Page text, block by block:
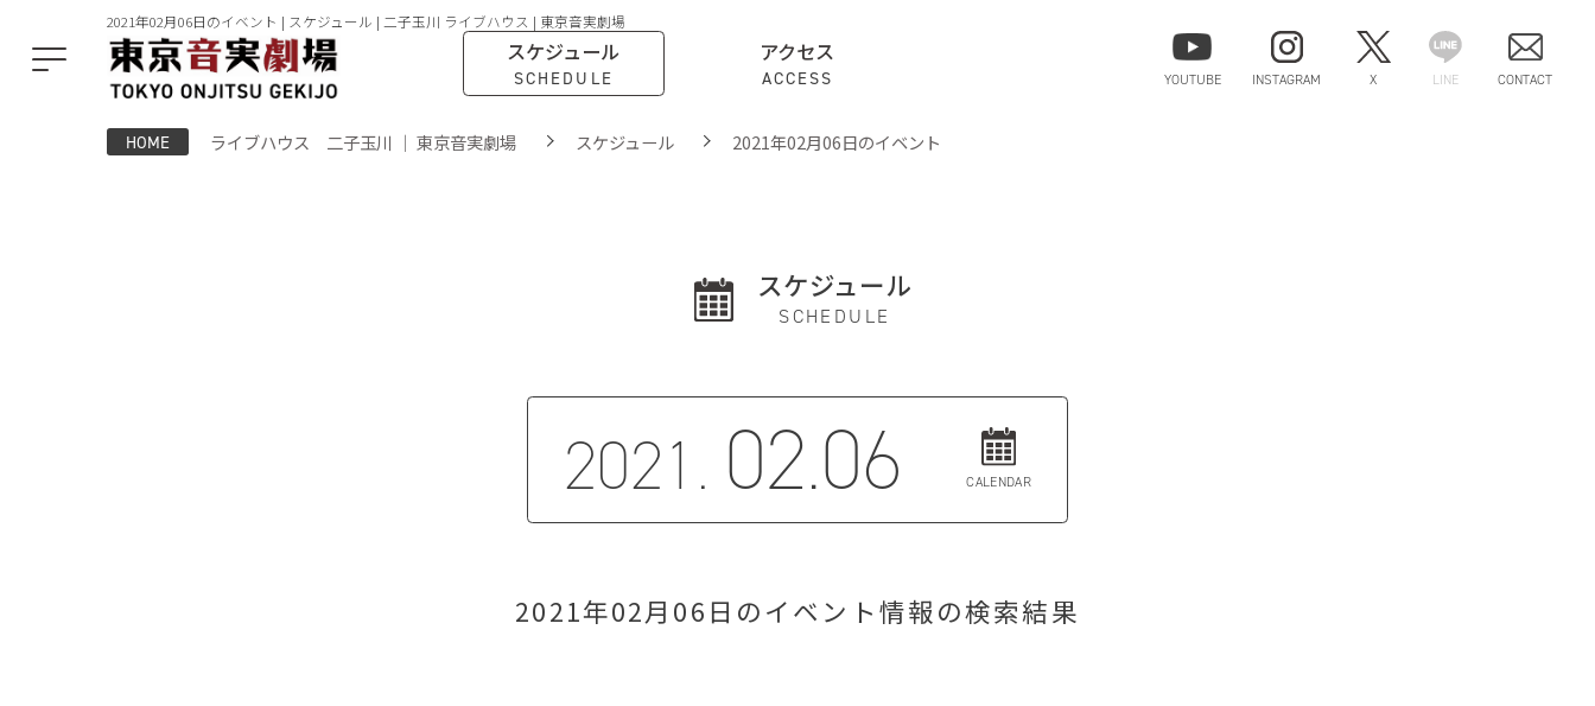
2021年02月06日のイベント | スケジュール | 二子玉川 ライブハウス | 東京音実劇場
スケジュール
SCHEDULE
アクセス
ACCESS YOUTUBE INSTAGRAM X LINE CONTACT
HOME ライブハウス 二子玉川 ｜ 東京音実劇場 スケジュール 2021年02月06日のイベント
スケジュール
SCHEDULE
2021. 02.06 CALENDAR
2021年02月06日のイベント情報の検索結果